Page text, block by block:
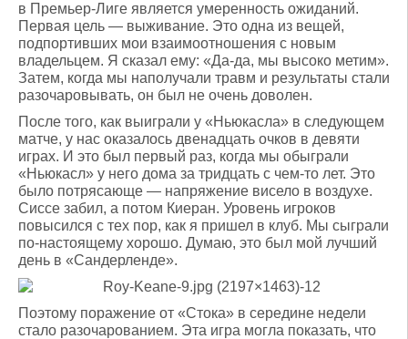
в Премьер-Лиге является умеренность ожиданий.
Первая цель — выживание. Это одна из вещей,
подпортивших мои взаимоотношения с новым
владельцем. Я сказал ему: «Да-да, мы высоко метим».
Затем, когда мы наполучали травм и результаты стали
разочаровывать, он был не очень доволен.
После того, как выиграли у «Ньюкасла» в следующем
матче, у нас оказалось двенадцать очков в девяти
играх. И это был первый раз, когда мы обыграли
«Ньюкасл» у него дома за тридцать с чем-то лет. Это
было потрясающе — напряжение висело в воздухе.
Сиссе забил, а потом Киеран. Уровень игроков
повысился с тех пор, как я пришел в клуб. Мы сыграли
по-настоящему хорошо. Думаю, это был мой лучший
день в «Сандерленде».
Поэтому поражение от «Стока» в середине недели
стало разочарованием. Эта игра могла показать, что